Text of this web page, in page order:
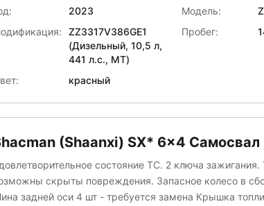
2023 Модель:
ZZ3317V386GE1
(Дизельный, 10,5 л,
441 л.с., МТ)
Пробег:
красный
(Shaanxi) SX* 6x4 Самосвал
состояние ТС. 2 ключа зажигания.
скрыты повреждения. Запасное колесо в
задней оси 4 шт - требуется замена Крышка топливного бака -